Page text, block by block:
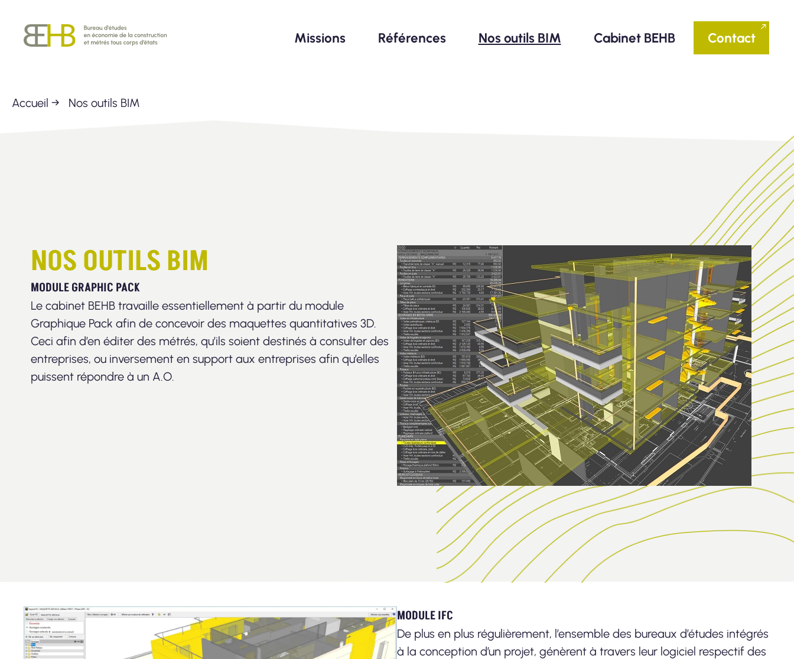
contenu
Missions Références Nos outils BIM Cabinet BEHB Contact
Accueil → Nos outils BIM
NOS OUTILS BIM
MODULE GRAPHIC PACK
Le cabinet BEHB travaille essentiellement à partir du module
Graphique Pack afin de concevoir des maquettes quantitatives 3D.
Ceci afin d’en éditer des métrés, qu’ils soient destinés à consulter des
entreprises, ou inversement en support aux entreprises afin qu’elles
puissent répondre à un A.O.
MODULE IFC
De plus en plus régulièrement, l’ensemble des bureaux d’études intégrés
à la conception d’un projet, génèrent à travers leur logiciel respectif des